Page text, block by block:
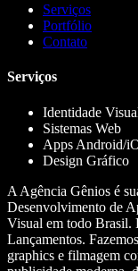
Serviços
Portfólio
Contato
Serviços
Identidade
Sistemas Web
Apps Android/
Design Gráfico
A Agência Gênios é
Desenvolvimento de
Visual em todo Brasil.
Lançamentos.
graphics e filmagem